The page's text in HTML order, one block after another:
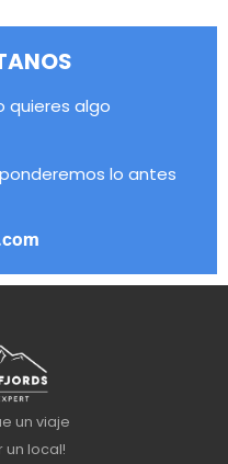
quieres algo
lo antes
un viaje
un local!